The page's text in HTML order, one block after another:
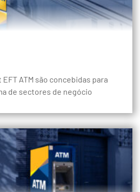
ATM são concebidas para
de sectores de negócio